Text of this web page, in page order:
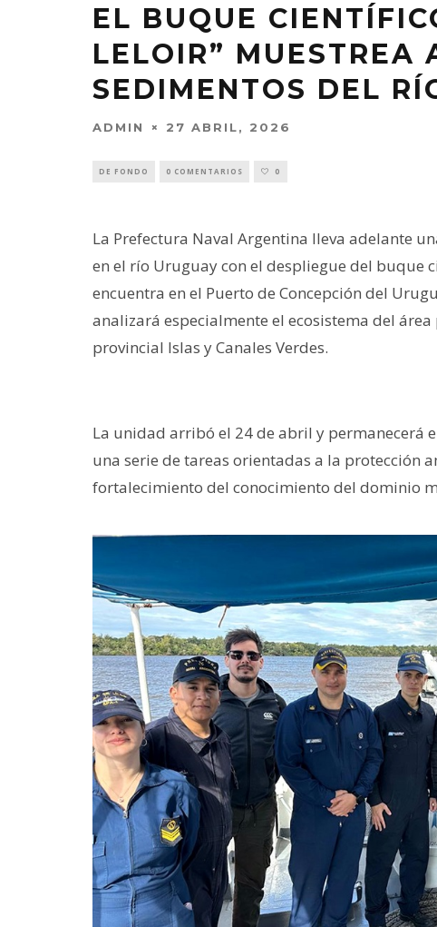
EL BUQUE
LELOIR” MUESTREA
SEDIMENTOS DEL
ADMIN 27 ABRIL, 2026
DE FONDO 0 COMENTARIOS 0
La Prefectura Naval Argentina lleva adelante
en el río Uruguay con el despliegue del buque
encuentra en el Puerto de Concepción del
analizará especialmente el ecosistema del
provincial Islas y Canales Verdes.
La unidad arribó el 24 de abril y permanecerá
una serie de tareas orientadas a la protección
fortalecimiento del conocimiento del dominio